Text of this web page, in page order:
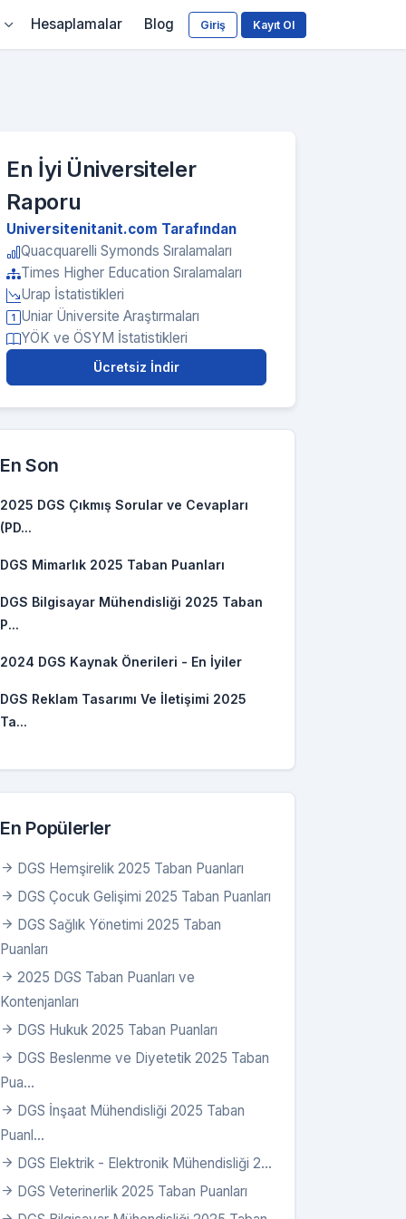
Giriş Kayıt Ol
Hesaplamalar Blog
287,29673
265,32515
En İyi Üniversiteler
Raporu
Universitenitanit.com Tarafından
Quacquarelli Symonds Sıralamaları
Times Higher Education Sıralamaları
Urap İstatistikleri
Uniar Üniversite Araştırmaları
YÖK ve ÖSYM İstatistikleri
Ücretsiz İndir
En Son
2025 DGS Çıkmış Sorular ve Cevapları
(PD...
DGS Mimarlık 2025 Taban Puanları
DGS Bilgisayar Mühendisliği 2025 Taban
P...
2024 DGS Kaynak Önerileri - En İyiler
DGS Reklam Tasarımı Ve İletişimi 2025
Ta...
En Popülerler
DGS Hemşirelik 2025 Taban Puanları
DGS Çocuk Gelişimi 2025 Taban Puanları
DGS Sağlık Yönetimi 2025 Taban
Puanları
2025 DGS Taban Puanları ve
Kontenjanları
DGS Hukuk 2025 Taban Puanları
DGS Beslenme ve Diyetetik 2025 Taban
Pua...
DGS İnşaat Mühendisliği 2025 Taban
Puanl...
DGS Elektrik - Elektronik Mühendisliği 2...
DGS Veterinerlik 2025 Taban Puanları